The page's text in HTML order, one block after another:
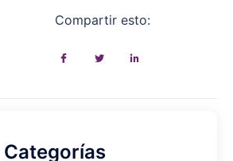
Compartir esto:
Categorías